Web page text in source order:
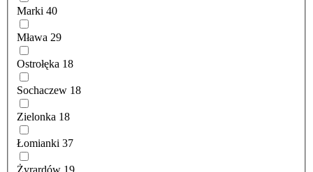
Marki 40
Mława 29
Ostrołęka 18
Sochaczew 18
Zielonka 18
Łomianki 37